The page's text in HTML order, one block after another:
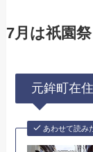
7月は祇園祭
元鉾町在
あわせて読み